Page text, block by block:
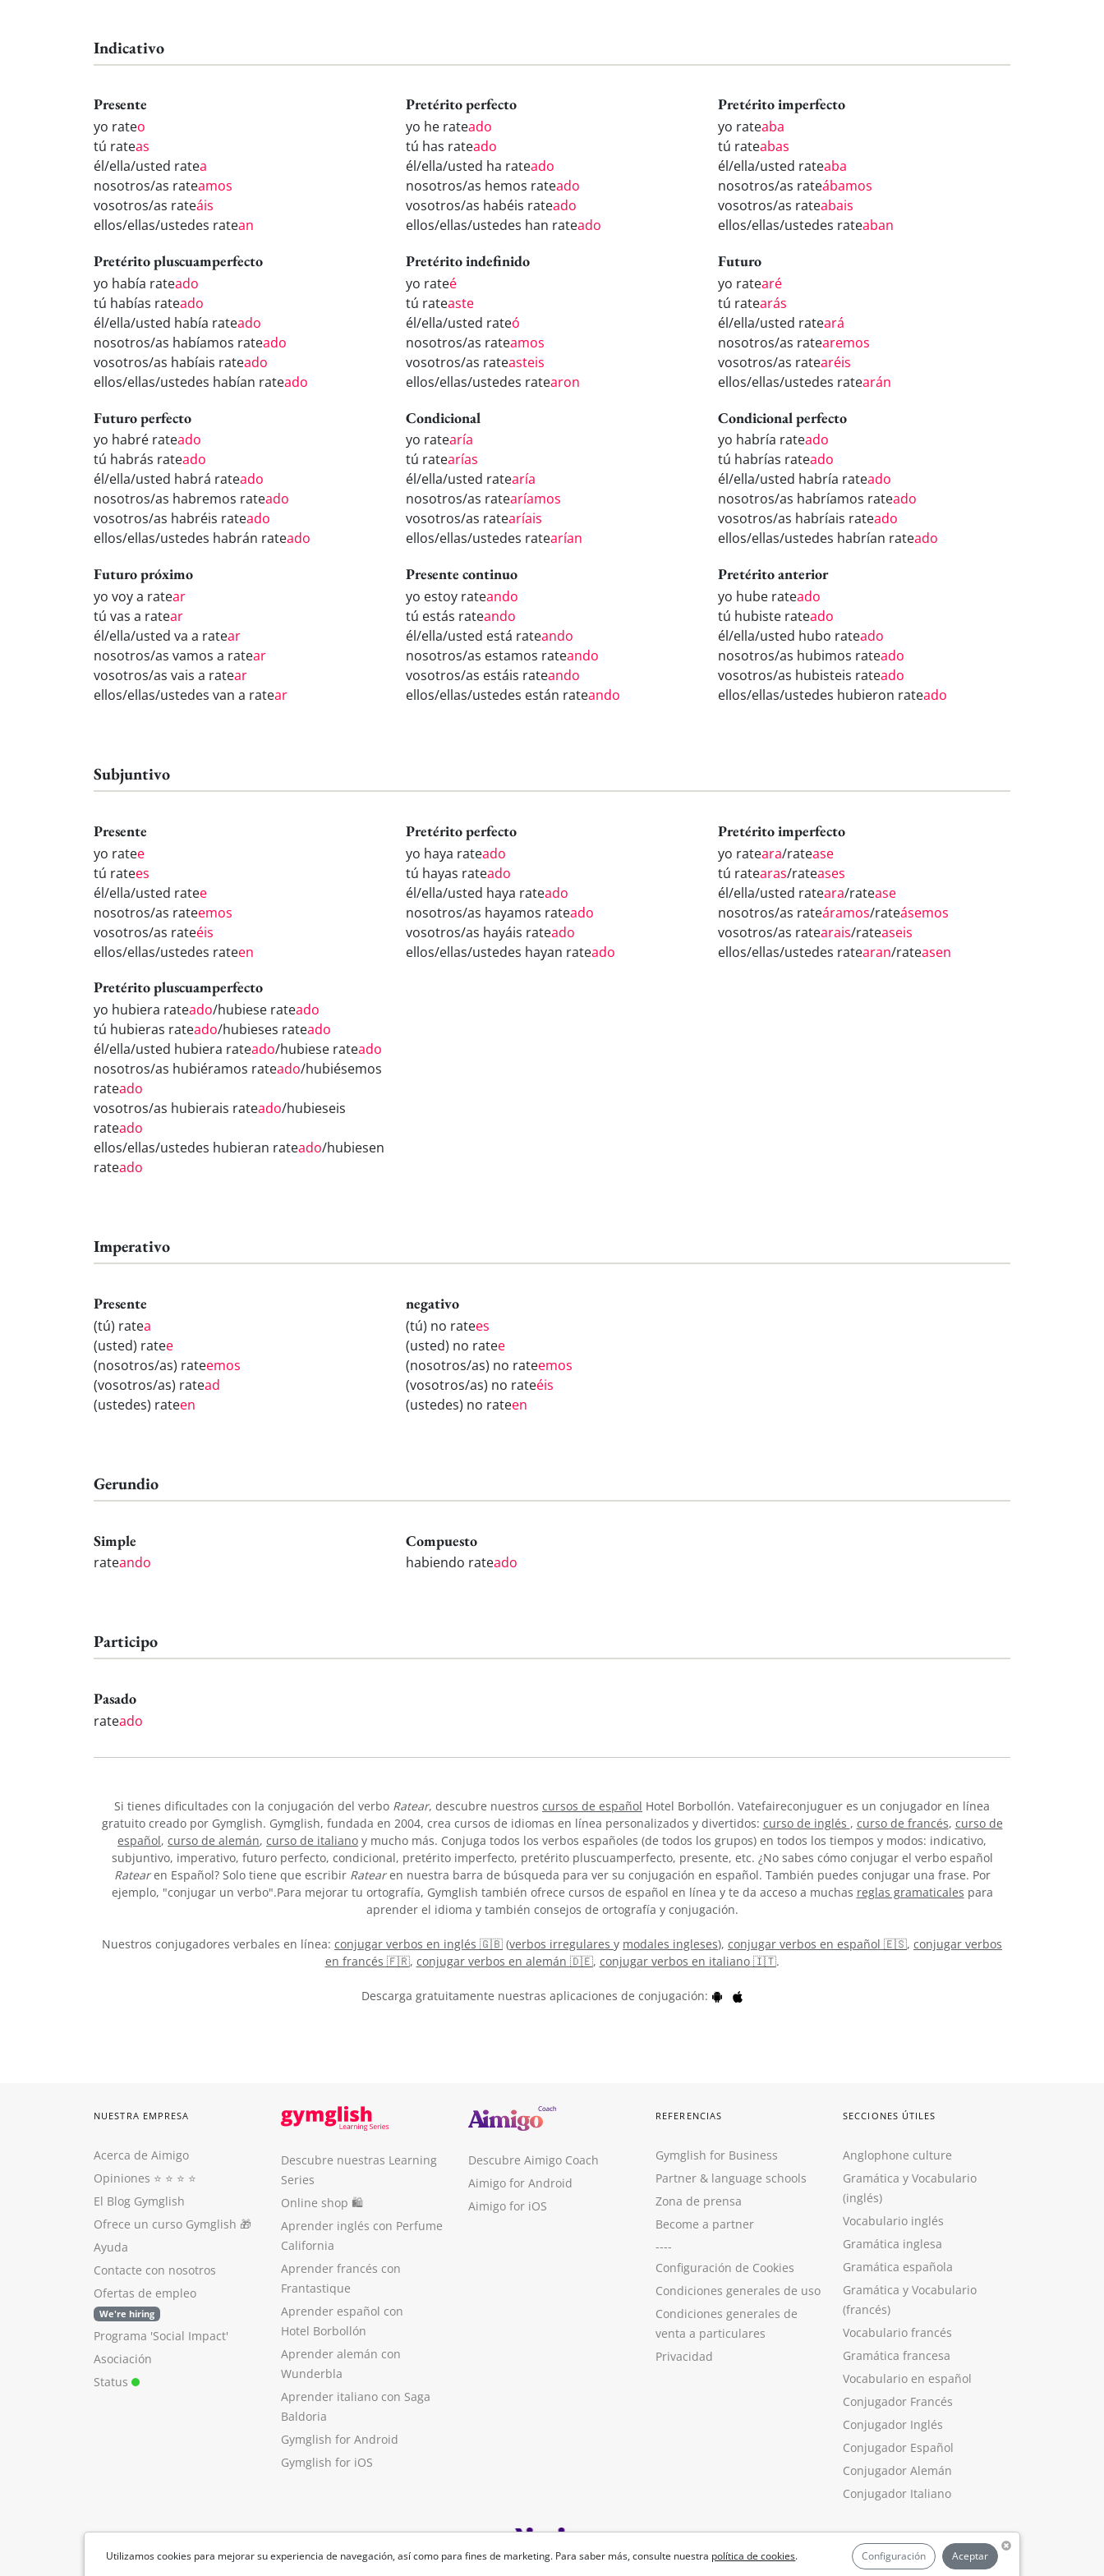
Indicativo
Presente
yo rateo
tú rateas
él/ella/usted ratea
nosotros/as rateamos
vosotros/as rateáis
ellos/ellas/ustedes ratean
Pretérito perfecto
yo he rateado
tú has rateado
él/ella/usted ha rateado
nosotros/as hemos rateado
vosotros/as habéis rateado
ellos/ellas/ustedes han rateado
Pretérito imperfecto
yo rateaba
tú rateabas
él/ella/usted rateaba
nosotros/as rateábamos
vosotros/as rateabais
ellos/ellas/ustedes rateaban
Pretérito pluscuamperfecto
yo había rateado
tú habías rateado
él/ella/usted había rateado
nosotros/as habíamos rateado
vosotros/as habíais rateado
ellos/ellas/ustedes habían rateado
Pretérito indefinido
yo rateé
tú rateaste
él/ella/usted rateó
nosotros/as rateamos
vosotros/as rateasteis
ellos/ellas/ustedes ratearon
Futuro
yo ratearé
tú ratearás
él/ella/usted rateará
nosotros/as ratearemos
vosotros/as ratearéis
ellos/ellas/ustedes ratearán
Futuro perfecto
yo habré rateado
tú habrás rateado
él/ella/usted habrá rateado
nosotros/as habremos rateado
vosotros/as habréis rateado
ellos/ellas/ustedes habrán rateado
Condicional
yo ratearía
tú ratearías
él/ella/usted ratearía
nosotros/as ratearíamos
vosotros/as ratearíais
ellos/ellas/ustedes ratearían
Condicional perfecto
yo habría rateado
tú habrías rateado
él/ella/usted habría rateado
nosotros/as habríamos rateado
vosotros/as habríais rateado
ellos/ellas/ustedes habrían rateado
Futuro próximo
yo voy a ratear
tú vas a ratear
él/ella/usted va a ratear
nosotros/as vamos a ratear
vosotros/as vais a ratear
ellos/ellas/ustedes van a ratear
Presente continuo
yo estoy rateando
tú estás rateando
él/ella/usted está rateando
nosotros/as estamos rateando
vosotros/as estáis rateando
ellos/ellas/ustedes están rateando
Pretérito anterior
yo hube rateado
tú hubiste rateado
él/ella/usted hubo rateado
nosotros/as hubimos rateado
vosotros/as hubisteis rateado
ellos/ellas/ustedes hubieron rateado
Subjuntivo
Presente
yo ratee
tú ratees
él/ella/usted ratee
nosotros/as rateemos
vosotros/as rateéis
ellos/ellas/ustedes rateen
Pretérito perfecto
yo haya rateado
tú hayas rateado
él/ella/usted haya rateado
nosotros/as hayamos rateado
vosotros/as hayáis rateado
ellos/ellas/ustedes hayan rateado
Pretérito imperfecto
yo rateara/ratease
tú ratearas/rateases
él/ella/usted rateara/ratease
nosotros/as rateáramos/rateásemos
vosotros/as ratearais/rateaseis
ellos/ellas/ustedes ratearan/rateasen
Pretérito pluscuamperfecto
yo hubiera rateado/hubiese rateado
tú hubieras rateado/hubieses rateado
él/ella/usted hubiera rateado/hubiese rateado
nosotros/as hubiéramos rateado/hubiésemos
rateado
vosotros/as hubierais rateado/hubieseis
rateado
ellos/ellas/ustedes hubieran rateado/hubiesen
rateado
Imperativo
Presente
(tú) ratea
(usted) ratee
(nosotros/as) rateemos
(vosotros/as) ratead
(ustedes) rateen
negativo
(tú) no ratees
(usted) no ratee
(nosotros/as) no rateemos
(vosotros/as) no rateéis
(ustedes) no rateen
Gerundio
Simple
rateando
Compuesto
habiendo rateado
Participo
Pasado
rateado
Si tienes dificultades con la conjugación del verbo Ratear, descubre nuestros cursos de español Hotel Borbollón. Vatefaireconjuguer es un conjugador en línea
gratuito creado por Gymglish. Gymglish, fundada en 2004, crea cursos de idiomas en línea personalizados y divertidos: curso de inglés , curso de francés, curso de
español, curso de alemán, curso de italiano y mucho más. Conjuga todos los verbos españoles (de todos los grupos) en todos los tiempos y modos: indicativo,
subjuntivo, imperativo, futuro perfecto, condicional, pretérito imperfecto, pretérito pluscuamperfecto, presente, etc. ¿No sabes cómo conjugar el verbo español
Ratearen Español? Solo tiene que escribir Ratearen nuestra barra de búsqueda para ver su conjugación en español. También puedes conjugar una frase. Por
ejemplo, "conjugar un verbo".Para mejorar tu ortografía, Gymglish también ofrece cursos de español en línea y te da acceso a muchas reglas gramaticales para
aprender el idioma y también consejos de ortografía y conjugación.
Nuestros conjugadores verbales en línea: conjugar verbos en inglés 🇬🇧 (verbos irregulares y modales ingleses), conjugar verbos en español 🇪🇸, conjugar verbos
en francés 🇫🇷, conjugar verbos en alemán 🇩🇪, conjugar verbos en italiano 🇮🇹.
Descarga gratuitamente nuestras aplicaciones de conjugación:
Utilizamos cookies para mejorar su experiencia de navegación, así como para fines de marketing. Para saber más, consulte nuestra política de cookies. Configuración Aceptar
NUESTRA EMPRESA
Acerca de Aimigo
Opiniones ⭐️ ⭐️ ⭐️ ⭐️
El Blog Gymglish
Ofrece un curso Gymglish 🎁
Ayuda
Contacte con nosotros
Ofertas de empleo
We're hiring
Programa 'Social Impact'
Asociación
Status
Descubre nuestras Learning
Series
Online shop 🛍
Aprender inglés con Perfume
California
Aprender francés con
Frantastique
Aprender español con
Hotel Borbollón
Aprender alemán con
Wunderbla
Aprender italiano con Saga
Baldoria
Gymglish for Android
Gymglish for iOS
Descubre Aimigo Coach
Aimigo for Android
Aimigo for iOS
REFERENCIAS
Gymglish for Business
Partner & language schools
Zona de prensa
Become a partner
----
Configuración de Cookies
Condiciones generales de uso
Condiciones generales de
venta a particulares
Privacidad
SECCIONES ÚTILES
Anglophone culture
Gramática y Vocabulario
(inglés)
Vocabulario inglés
Gramática inglesa
Gramática española
Gramática y Vocabulario
(francés)
Vocabulario francés
Gramática francesa
Vocabulario en español
Conjugador Francés
Conjugador Inglés
Conjugador Español
Conjugador Alemán
Conjugador Italiano